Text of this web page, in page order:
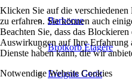
Barbecue
Brotkorb Etagère
Ereignis Gerät
Klicken Sie auf die
zu erfahren. Sie können auch
Beachten Sie, dass das
Auswirkungen auf Ihre Erfahrung
Dienste haben kann, die wir
Notwendige Website Cookies